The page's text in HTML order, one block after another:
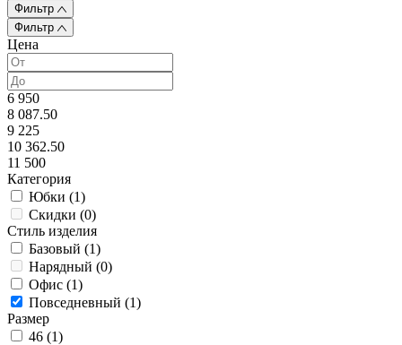
Фильтр
Фильтр
Цена
6 950
8 087.50
9 225
10 362.50
11 500
Категория
Юбки (1)
Скидки (0)
Стиль изделия
Базовый (1)
Нарядный (0)
Офис (1)
Повседневный (1)
Размер
46 (1)